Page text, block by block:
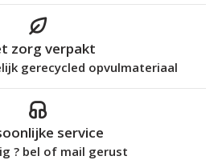
zorg verpakt
gerecycled opvulmateriaal
service
? bel of mail gerust